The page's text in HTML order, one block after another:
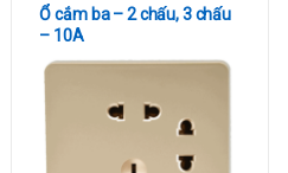
Ổ cắm ba – 2 chấu, 3 chấu
– 10A